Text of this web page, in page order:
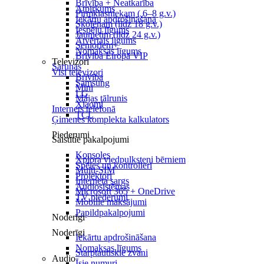
Brīvība + Neatkarība
Pirmklasniekam ( 6–8 g.v.)
Skolēnam (līdz 18 g.v.)
Jaunietim (līdz 24 g.v.)
Senioriem+
Brīvība Eiropā VIP
Sarunas
Brīvība
Mini
Mājas tālrunis
Internets telefonā
Ģimenes komplekta kalkulators
Saistītie pakalpojumi
Xplora viedpulksteņi bērniem
Multi-SIM
Interneta sargs
Microsoft 365 + OneDrive
Mobilie maksājumi
Papildpakalpojumi
Noderīgi
Starptautiskie zvani
Atpirkums
Iekārtu apdrošināšana
Iespēju līgums
Atvērtais līgums
Nomaksas līgums
Televizori
Visi televizori
Samsung
LG
Xiaomi
TCL
Piederumi
Konsoles
Spēles un kontrolieri
Projektori
Audiosistēmas
TV piederumi
Noderīgi
Iekārtu apdrošināšana
Nomaksas līgums
Audio